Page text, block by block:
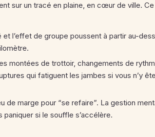
sur un tracé en plaine, en cœur de ville.
l’effet de groupe poussent à partir au-
montées de trottoir, changements de
qui fatiguent les jambes si vous n’y
de marge pour “se refaire”. La gestion
si le souffle s’accélère.